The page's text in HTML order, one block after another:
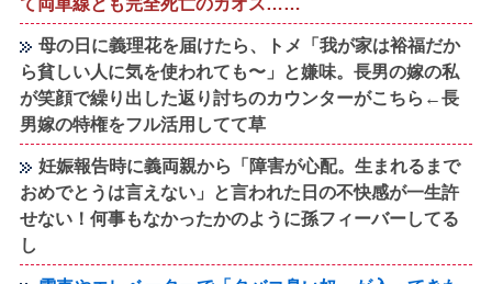
母の日に義理花を届けたら、トメ「我が家は裕福だか
ら貧しい人に気を使われても〜」と嫌味。長男の嫁の私
が笑顔で繰り出した返り討ちのカウンターがこちら←長
男嫁の特権をフル活用してて草
妊娠報告時に義両親から「障害が心配。生まれるまで
おめでとうは言えない」と言われた日の不快感が一生許
せない！何事もなかったかのように孫フィーバーしてる
し